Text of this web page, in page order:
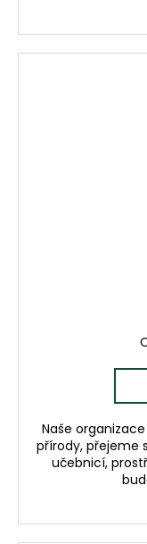
Naše
přírody, přejeme
učebnicí,